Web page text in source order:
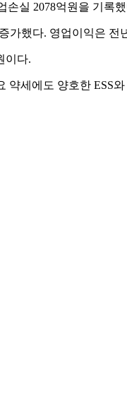
손실 2078억원을 기록
가했다. 영업이익은
이다.
세에도 양호한 ESS